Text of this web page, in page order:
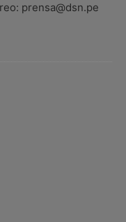
prensa@dsn.pe